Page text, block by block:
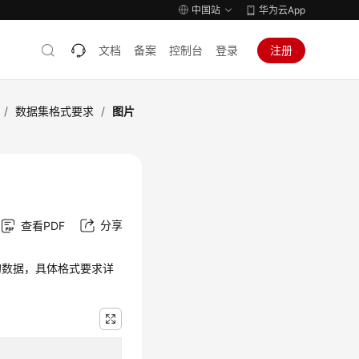
中国站 华为云App
文档 备案 控制台 登录 注册
/ 数据集格式要求 / 图片
查看PDF 分享
据，具体格式要求详